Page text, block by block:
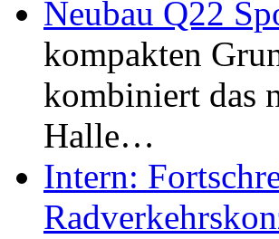
Neubau Q22
kompakten
kombiniert das
Halle…
Intern: